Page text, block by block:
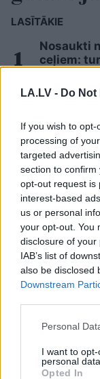
LA.LV - Do
If you wish to
processing of
targeted
section to
opt-out request is
interest-based
us or personal
your opt-out. You
disclosure of
IAB’s list of
also be disclosed
Downstream
Please note that
not limited to
grant or deny
Personal
I want to
personal data.
Opted In
LASĪTĀKIE
Nosaukti
ceļiem:
nopērk
pusēm,
Viņu
datumi,
par
Bez
Vai
izskanēja